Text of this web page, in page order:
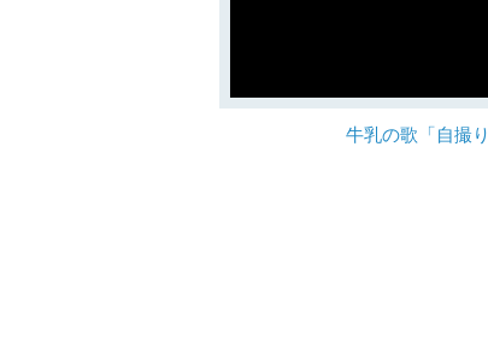
牛乳の歌「自撮り